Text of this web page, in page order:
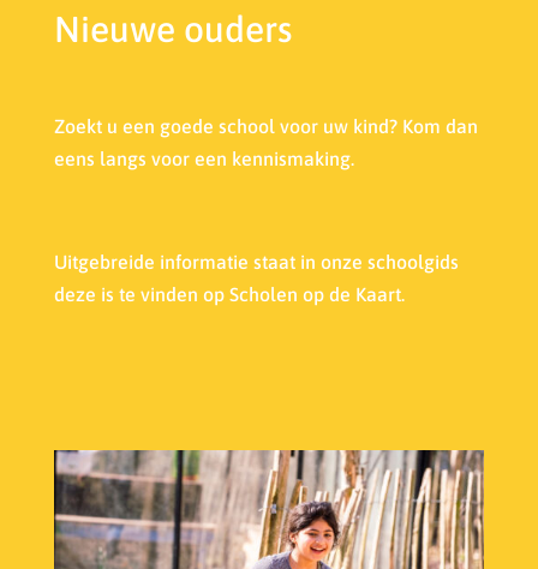
Nieuwe ouders
Zoekt u een goede school voor uw kind? Kom dan
eens langs voor een kennismaking.
Uitgebreide informatie staat in onze schoolgids
deze is te vinden op Scholen op de Kaart.